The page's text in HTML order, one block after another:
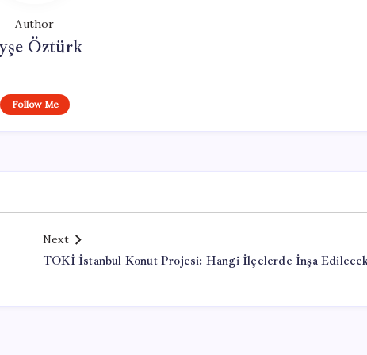
Author
Öztürk
Follow Me
Next
TOKİ İstanbul Konut Projesi: Hangi İlçelerde İnşa